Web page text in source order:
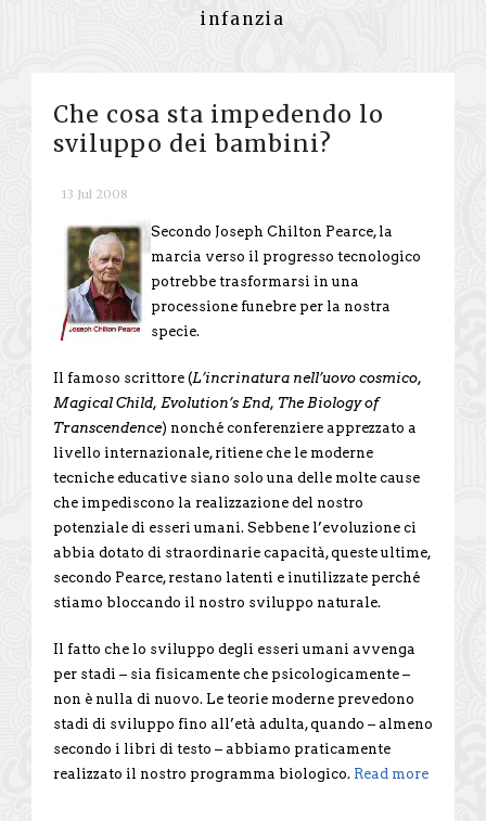
infanzia
Che cosa sta impedendo lo
sviluppo dei bambini?
13 Jul 2008
Secondo Joseph Chilton Pearce, la
marcia verso il progresso tecnologico
potrebbe trasformarsi in una
processione funebre per la nostra
specie.
Il famoso scrittore (L’incrinatura nell’uovo cosmico,
Magical Child, Evolution’s End, The Biology of
Transcendence) nonché conferenziere apprezzato a
livello internazionale, ritiene che le moderne
tecniche educative siano solo una delle molte cause
che impediscono la realizzazione del nostro
potenziale di esseri umani. Sebbene l’evoluzione ci
abbia dotato di straordinarie capacità, queste ultime,
secondo Pearce, restano latenti e inutilizzate perché
stiamo bloccando il nostro sviluppo naturale.
Il fatto che lo sviluppo degli esseri umani avvenga
per stadi – sia fisicamente che psicologicamente –
non è nulla di nuovo. Le teorie moderne prevedono
stadi di sviluppo fino all’età adulta, quando – almeno
secondo i libri di testo – abbiamo praticamente
realizzato il nostro programma biologico. Read more